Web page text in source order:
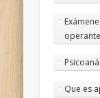
operante
Que es